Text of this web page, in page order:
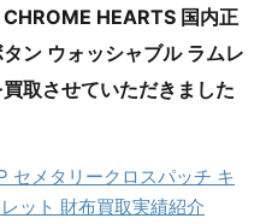
HEARTS 国内正
ン ウォッシャブル ラムレ
取させていただきました
セメタリークロスパッチ キ
ット 財布買取実績紹介